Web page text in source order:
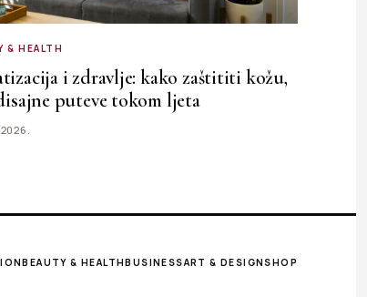
& HEALTH
i zdravlje: kako zaštititi kožu,
puteve tokom ljeta
BEAUTY & HEALTHBUSINESSART & DESIGNSHOP